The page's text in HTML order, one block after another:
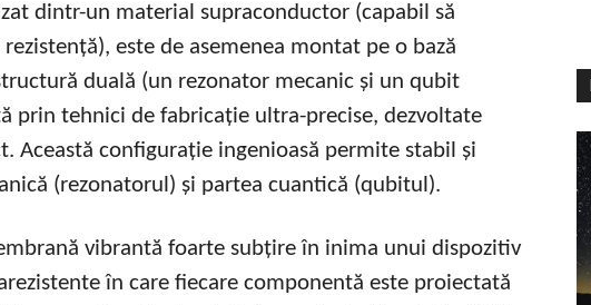
dintr-un material supraconductor (capabil să
este de asemenea montat pe o bază
duală (un rezonator mecanic și un qubit
prin tehnici de fabricație ultra-precise, dezvoltate
Această configurație ingenioasă permite stabil și
(rezonatorul) și partea cuantică (qubitul).
vibrantă foarte subțire în inima unui dispozitiv
în care fiecare componentă este proiectată